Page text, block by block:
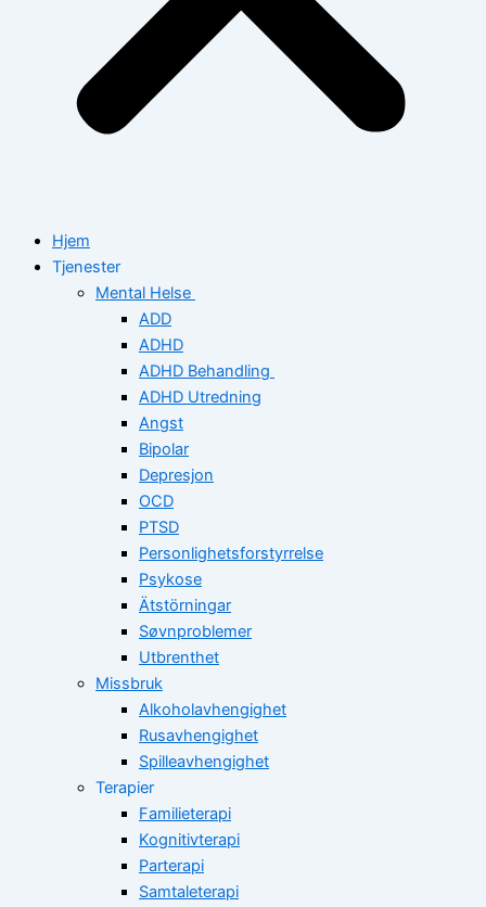
Hjem
Tjenester
Mental Helse
ADD
ADHD
ADHD Behandling
ADHD Utredning
Angst
Bipolar
Depresjon
OCD
PTSD
Personlighetsforstyrrelse
Psykose
Ätstörningar
Søvnproblemer
Utbrenthet
Missbruk
Alkoholavhengighet
Rusavhengighet
Spilleavhengighet
Terapier
Familieterapi
Kognitivterapi
Parterapi
Samtaleterapi